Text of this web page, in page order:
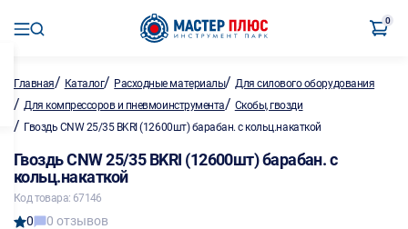
0
Главная/ Каталог/ Расходные материалы/Для силового оборудования
/ Для компрессоров и пневмоинструмента/ Скобы, гвозди
/ Гвоздь CNW 25/35 BKRI (12600шт) барабан. с кольц.накаткой
Гвоздь CNW 25/35 BKRI (12600шт) барабан. с
кольц.накаткой
Код товара: 67146
0 0 отзывов